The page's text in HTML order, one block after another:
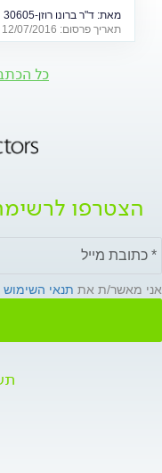
מאת: ד"ר ברונו רוזן-30605
תאריך פרסום: 12/07/2016
כל
הצטרפו
אני מאשר/ת את תנאי השימוש